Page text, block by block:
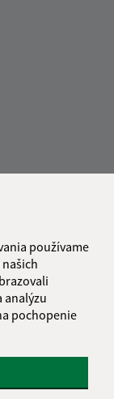
používame
analýzu
pochopenie
manuálom